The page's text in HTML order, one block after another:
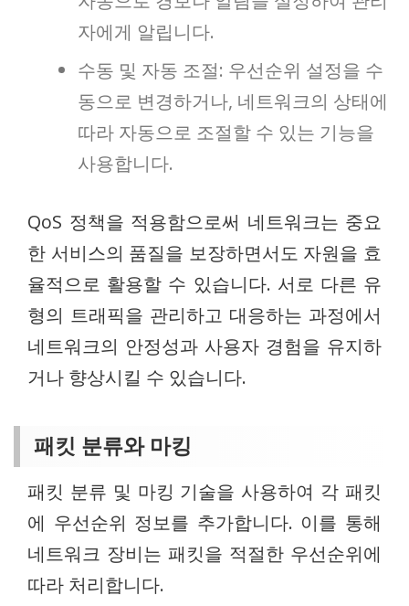
자에게 알립니다.
수동 및 자동 조절: 우선순위 설정을 수
동으로 변경하거나, 네트워크의 상태에
따라 자동으로 조절할 수 있는 기능을
사용합니다.
QoS 정책을 적용함으로써 네트워크는 중요
한 서비스의 품질을 보장하면서도 자원을 효
율적으로 활용할 수 있습니다. 서로 다른 유
형의 트래픽을 관리하고 대응하는 과정에서
네트워크의 안정성과 사용자 경험을 유지하
거나 향상시킬 수 있습니다.
패킷 분류와 마킹
패킷 분류 및 마킹 기술을 사용하여 각 패킷
에 우선순위 정보를 추가합니다. 이를 통해
네트워크 장비는 패킷을 적절한 우선순위에
따라 처리합니다.